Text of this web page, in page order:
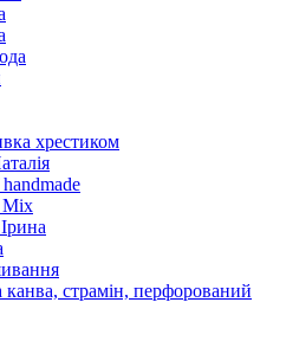
хрестиком
Mix
канва, страмін, перфорований